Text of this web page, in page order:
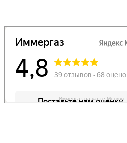
Иммергаз на карте